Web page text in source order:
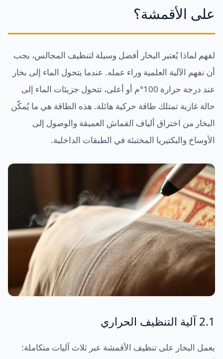
على الأقمشة؟
لفهم لماذا يُعتبر البخار أفضل وسيلة لتنظيف المجالس، يجب
أن نفهم الآلية العلمية وراء عمله. عندما يتحول الماء إلى بخار
عند درجة حرارة 100°م أو أعلى، تتحول جزيئات الماء إلى
حالة غازية تمتلك طاقة حركية هائلة. هذه الطاقة هي ما يُمكّن
البخار من اختراق ألياف القماش العميقة والوصول إلى
الأوساخ والبكتيريا المختبئة في الطبقات الداخلية.
2.1 آلية التنظيف الحراري
يعمل البخار على تنظيف الأقمشة عبر ثلاث آليات متكاملة: